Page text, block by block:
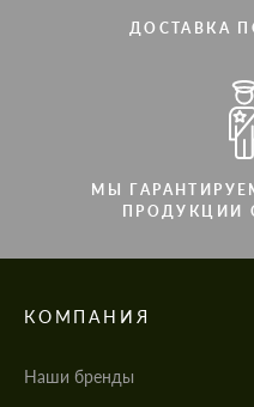
ДОСТАВКА
МЫ
ПРОДУКЦИИ
КОМПАНИЯ
Наши бренды